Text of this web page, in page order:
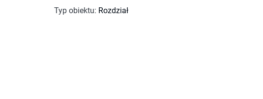
Typ obiektu: Rozdział